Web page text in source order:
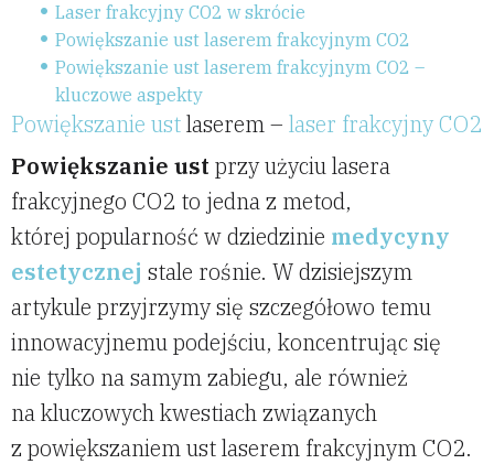
Laser frakcyjny CO2 w skrócie
Powiększanie ust laserem frakcyjnym CO2
Powiększanie ust laserem frakcyjnym CO2 –
kluczowe aspekty
Powiększanie ustlaserem – laser frakcyjny CO2
Powiększanie ust przy użyciu lasera
frakcyjnego CO2 to jedna z metod,
której popularność w dziedzinie medycyny
estetycznej stale rośnie. W dzisiejszym
artykule przyjrzymy się szczegółowo temu
innowacyjnemu podejściu, koncentrując się
nie tylko na samym zabiegu, ale również
na kluczowych kwestiach związanych
z powiększaniem ust laserem frakcyjnym CO2.